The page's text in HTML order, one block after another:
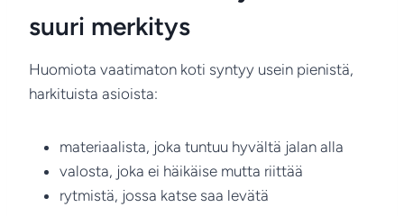
suuri merkitys
Huomiota vaatimaton koti syntyy usein pienistä,
harkituista asioista:
materiaalista, joka tuntuu hyvältä jalan alla
valosta, joka ei häikäise mutta riittää
rytmistä, jossa katse saa levätä